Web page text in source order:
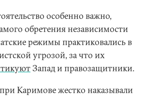
особенно важно,
обретения независимости
режимы практиковались в
угрозой, за что их
Запад и правозащитники.
Каримове жестко наказывали